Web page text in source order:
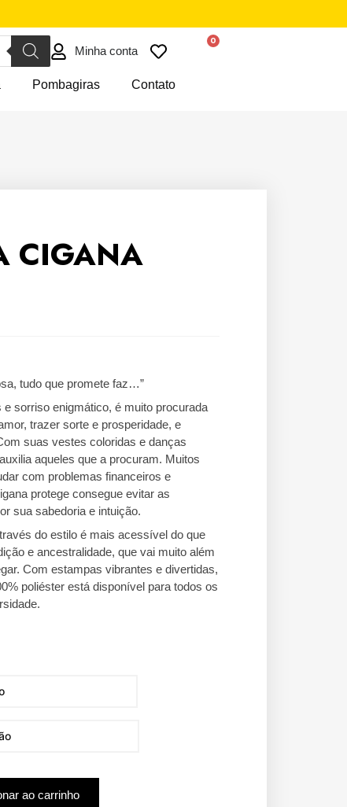
Minha conta
Pombagiras Contato
CIGANA
tudo que promete faz…”
sorriso enigmático, é muito procurada
trazer sorte e prosperidade, e
suas vestes coloridas e danças
aqueles que a procuram. Muitos
com problemas financeiros e
protege consegue evitar as
sua sabedoria e intuição.
do estilo é mais acessível do que
e ancestralidade, que vai muito além
Com estampas vibrantes e divertidas,
poliéster está disponível para todos os
ao carrinho